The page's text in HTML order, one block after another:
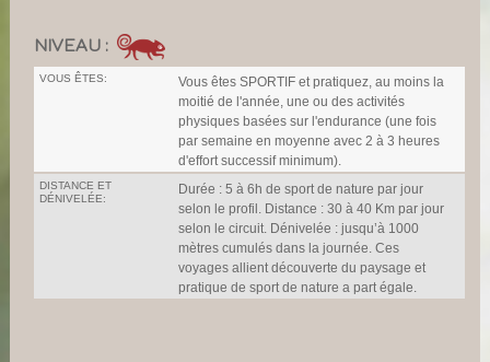
NIVEAU :
VOUS ÊTES:
Vous êtes SPORTIF et pratiquez, au moins la
moitié de l'année, une ou des activités
physiques basées sur l'endurance (une fois
par semaine en moyenne avec 2 à 3 heures
d'effort successif minimum).
DISTANCE ET
DÉNIVELÉE:
Durée : 5 à 6h de sport de nature par jour
selon le profil. Distance : 30 à 40 Km par jour
selon le circuit. Dénivelée : jusqu’à 1000
mètres cumulés dans la journée. Ces
voyages allient découverte du paysage et
pratique de sport de nature a part égale.